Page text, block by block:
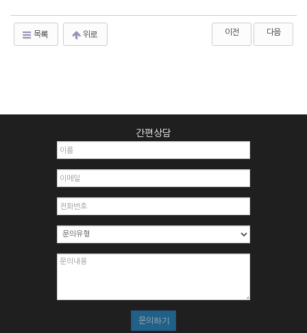
목록 위로 이전 다음
간편상담